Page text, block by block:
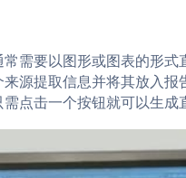
需要以图形或图表的形
源提取信息并将其放入
点击一个按钮就可以生